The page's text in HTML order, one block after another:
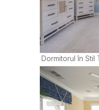
Dormitorul în Stil